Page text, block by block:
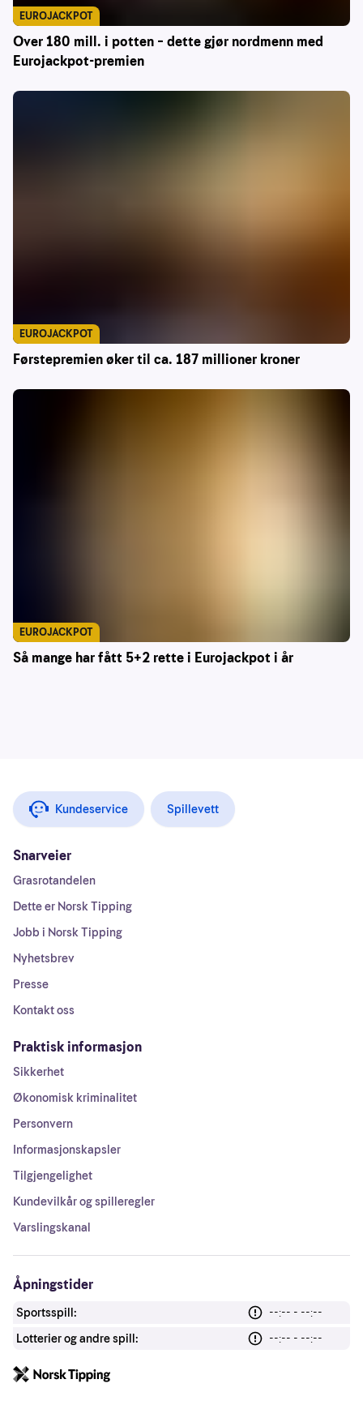
Over 180 mill. i potten – dette gjør nordmenn med
Eurojackpot-premien
EUROJACKPOT
Førstepremien øker til ca. 187 millioner kroner
EUROJACKPOT
Så mange har fått 5+2 rette i Eurojackpot i år
EUROJACKPOT
Kundeservice Spillevett
Snarveier
Grasrotandelen
Dette er Norsk Tipping
Jobb i Norsk Tipping
Nyhetsbrev
Presse
Kontakt oss
Praktisk informasjon
Sikkerhet
Økonomisk kriminalitet
Personvern
Informasjonskapsler
Tilgjengelighet
Kundevilkår og spilleregler
Varslingskanal
Åpningstider
Sportsspill:
--:-- - --:--
Lotterier og andre spill:
--:-- - --:--